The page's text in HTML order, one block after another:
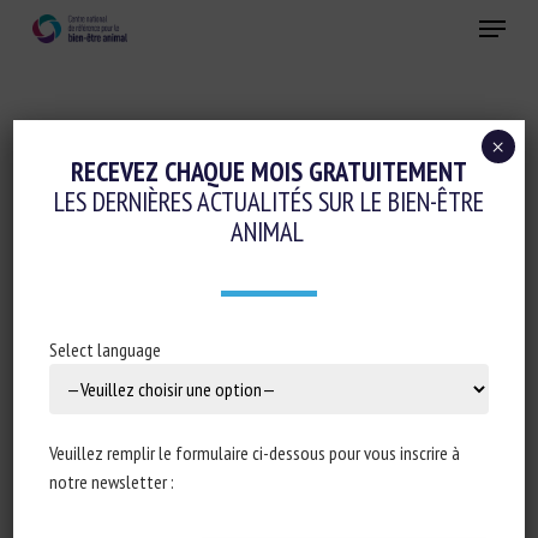
Menu
Conduite d'élevage et relations humain-animal
Initiatives en faveur du bien-être animal
AN UNDERSTANDING OF FISH
BEHAVIOUR, TO IMPROVE FISH WELFARE
RECEVEZ CHAQUE MOIS GRATUITEMENT
LES DERNIÈRES ACTUALITÉS SUR LE BIEN-ÊTRE
ANIMAL
Select language
Veuillez remplir le formulaire ci-dessous pour vous inscrire à
notre newsletter :
×